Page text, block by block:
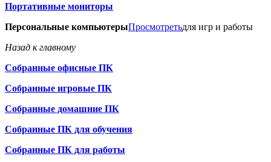
Портативные мониторы
Персональные компьютерыПросмотретьдля игр и работы
Назад к главному
Собранные офисные ПК
Собранные игровые ПК
Собранные домашние ПК
Собранные ПК для обучения
Собранные ПК для работы